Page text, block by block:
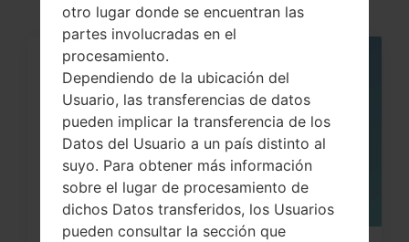
otro lugar donde se encuentran las
partes involucradas en el
procesamiento.
Dependiendo de la ubicación del
Usuario, las transferencias de datos
pueden implicar la transferencia de los
Datos del Usuario a un país distinto al
suyo. Para obtener más información
sobre el lugar de procesamiento de
dichos Datos transferidos, los Usuarios
pueden consultar la sección que